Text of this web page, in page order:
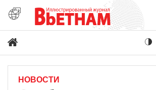
НОВОСТИ